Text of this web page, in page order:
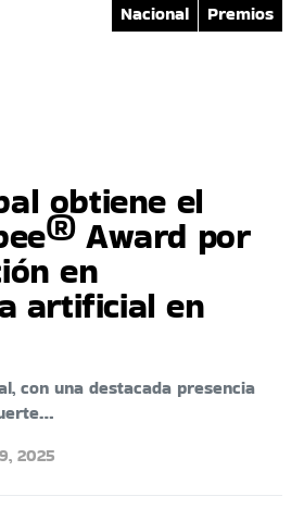
Nacional
Premios
obtiene el
Award por
en
artificial en
con una destacada presencia
2025